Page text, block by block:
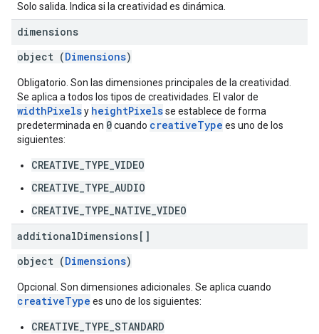
Solo salida. Indica si la creatividad es dinámica.
dimensions
object (Dimensions)
Obligatorio. Son las dimensiones principales de la creatividad.
Se aplica a todos los tipos de creatividades. El valor de
widthPixelsy heightPixelsse establece de forma
predeterminada en 0cuando creativeType es uno de los
siguientes:
CREATIVE_TYPE_VIDEO
CREATIVE_TYPE_AUDIO
CREATIVE_TYPE_NATIVE_VIDEO
additionalDimensions[]
object (Dimensions)
Opcional. Son dimensiones adicionales. Se aplica cuando
creativeType es uno de los siguientes:
CREATIVE_TYPE_STANDARD